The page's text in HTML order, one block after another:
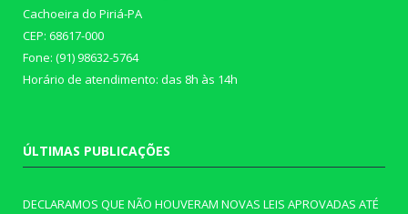
Cachoeira do Piriá-PA
CEP: 68617-000
Fone: (91) 98632-5764
Horário de atendimento: das 8h às 14h
ÚLTIMAS PUBLICAÇÕES
DECLARAMOS QUE NÃO HOUVERAM NOVAS LEIS APROVADAS ATÉ